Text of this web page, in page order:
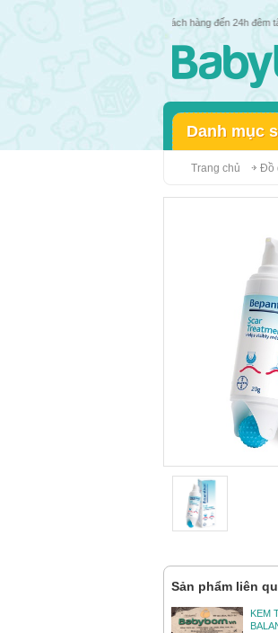
bán hàng trực tuyến & hỗ trợ khách hàng đến 24h đêm tất
Danh mục
Trang chủ Đồ
Sản phẩm liên
KEM